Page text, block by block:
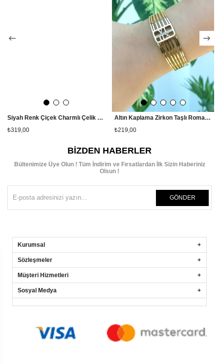
Siyah Renk Çiçek Charmlı Çelik Bileklik
₺319,00
Altın Kaplama Zirkon Taşlı Roma Rakam Detaylı Çelik Kaburga Bileklik
₺219,00
BIZDEN HABERLER
Bültenimize Üye Olun ! Tüm İndirim ve Fırsatlardan İlk Sizin Haberiniz
Olsun !
GÖNDER
Kurumsal
Sözleşmeler
Müşteri Hizmetleri
Sosyal Medya